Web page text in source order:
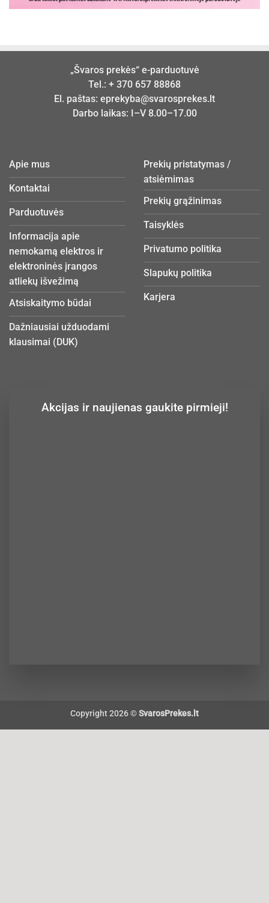
„Švaros prekės“ e-parduotuvė
Tel.: + 370 657 88868
El. paštas: eprekyba@svarosprekes.lt
Darbo laikas: I–V 8.00–17.00
Apie mus
Kontaktai
Parduotuvės
Informacija apie
nemokamą elektros ir
elektroninės įrangos
atliekų išvežimą
Atsiskaitymo būdai
Dažniausiai užduodami
klausimai (DUK)
Prekių pristatymas /
atsiėmimas
Prekių grąžinimas
Taisyklės
Privatumo politika
Slapukų politika
Karjera
Akcijas ir naujienas gaukite pirmieji!
Copyright 2026 ©SvarosPrekes.lt